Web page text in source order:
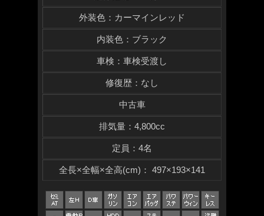
外装色 ： カーマインレッド
内装色 ： ブラック
車検 ： 車検受渡し
修復歴 ： なし
中古車
排気量 ： 4,800cc
定員 ： 4名
全長×全幅×全高(cm) ： 497×193×141